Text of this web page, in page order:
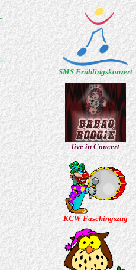
SMS Frühlingskonzert
live in Concert
KCW Faschingszug